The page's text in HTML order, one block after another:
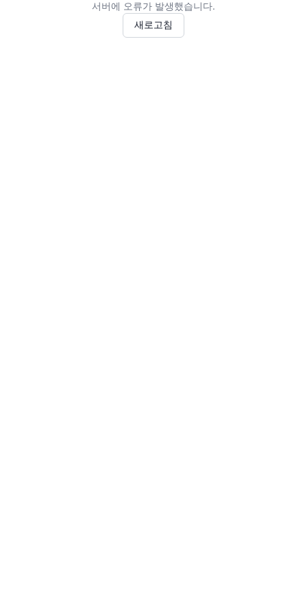
서버에 오류가 발생했습니다.
새로고침